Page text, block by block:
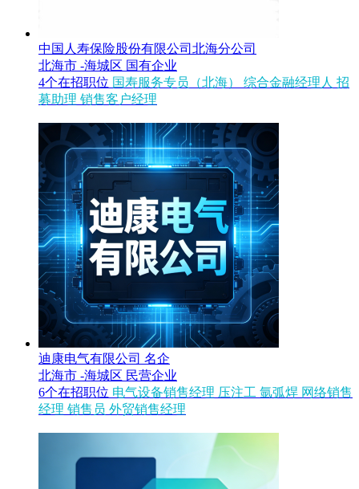
中国人寿保险股份有限公司北海分公司
北海市 -海城区 国有企业
4个在招职位 国寿服务专员（北海） 综合金融经理人 招
募助理 销售客户经理
迪康电气有限公司 名企
北海市 -海城区 民营企业
6个在招职位 电气设备销售经理 压注工 氩弧焊 网络销售
经理 销售员 外贸销售经理